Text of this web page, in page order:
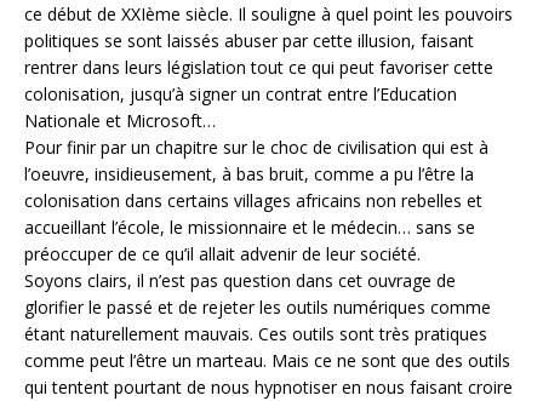
ce début de XXIème siècle. Il souligne à quel point les pouvoirs
politiques se sont laissés abuser par cette illusion, faisant
rentrer dans leurs législation tout ce qui peut favoriser cette
colonisation, jusqu’à signer un contrat entre l’Education
Nationale et Microsoft…
Pour finir par un chapitre sur le choc de civilisation qui est à
l’oeuvre, insidieusement, à bas bruit, comme a pu l’être la
colonisation dans certains villages africains non rebelles et
accueillant l’école, le missionnaire et le médecin… sans se
préoccuper de ce qu’il allait advenir de leur société.
Soyons clairs, il n’est pas question dans cet ouvrage de
glorifier le passé et de rejeter les outils numériques comme
étant naturellement mauvais. Ces outils sont très pratiques
comme peut l’être un marteau. Mais ce ne sont que des outils
qui tentent pourtant de nous hypnotiser en nous faisant croire